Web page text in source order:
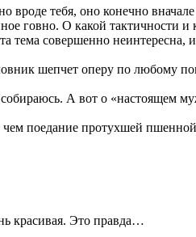
тебя, оно конечно
О какой тактичности и
тема совершенно
шепчет оперу по любому
А вот о «настоящем
чем поедание протухшей
красивая. Это правда…